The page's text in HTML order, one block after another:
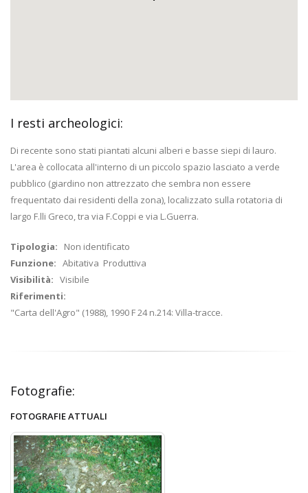
I resti archeologici:
Di recente sono stati piantati alcuni alberi e basse siepi di lauro.
L'area è collocata all'interno di un piccolo spazio lasciato a verde
pubblico (giardino non attrezzato che sembra non essere
frequentato dai residenti della zona), localizzato sulla rotatoria di
largo F.lli Greco, tra via F.Coppi e via L.Guerra.
Tipologia: Non identificato
Funzione: Abitativa Produttiva
Visibilità: Visibile
Riferimenti:
"Carta dell'Agro" (1988), 1990 F 24 n.214: Villa-tracce.
Fotografie:
FOTOGRAFIE ATTUALI